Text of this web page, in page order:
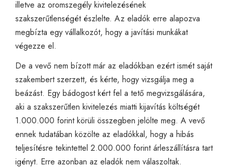
illetve az oromszegély kivitelezésének
szakszerűtlenségét észlelte. Az eladók erre alapozva
megbízta egy vállalkozót, hogy a javítási munkákat
végezze el.
De a vevő nem bízott már az eladókban ezért ismét saját
szakembert szerzett, és kérte, hogy vizsgálja meg a
beázást. Egy bádogost kért fel a tető megvizsgálására,
aki a szakszerűtlen kivitelezés miatti kijavítás költségét
1.000.000 forint körüli összegben jelölte meg. A vevő
ennek tudatában közölte az eladókkal, hogy a hibás
teljesítésre tekintettel 2.000.000 forint árleszállításra tart
igényt. Erre azonban az eladók nem válaszoltak.